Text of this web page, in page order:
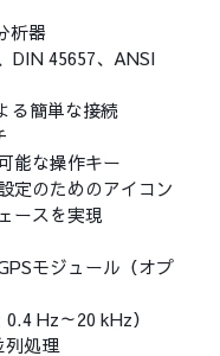
析器
DIN 45657、ANSI
る簡単な接続
能な操作キー
定のためのアイコン
ースを実現
モジュール（オプ
Hz～20 kHz）
列処理